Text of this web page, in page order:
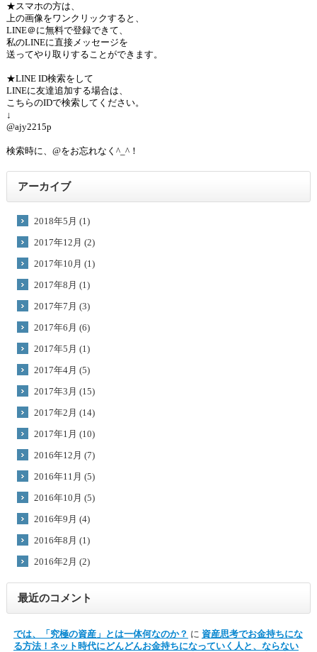
★スマホの方は、
上の画像をワンクリックすると、
LINE＠に無料で登録できて、
私のLINEに直接メッセージを
送ってやり取りすることができます。
★LINE ID検索をして
LINEに友達追加する場合は、
こちらのIDで検索してください。
↓
@ajy2215p
検索時に、@をお忘れなく^_^！
アーカイブ
2018年5月 (1)
2017年12月 (2)
2017年10月 (1)
2017年8月 (1)
2017年7月 (3)
2017年6月 (6)
2017年5月 (1)
2017年4月 (5)
2017年3月 (15)
2017年2月 (14)
2017年1月 (10)
2016年12月 (7)
2016年11月 (5)
2016年10月 (5)
2016年9月 (4)
2016年8月 (1)
2016年2月 (2)
最近のコメント
では、「究極の資産」とは一体何なのか？ に 資産思考でお金持ちにな
る方法！ネット時代にどんどんお金持ちになっていく人と、ならない